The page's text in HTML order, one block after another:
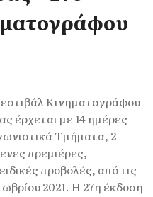
Κινηματογράφου
έρχεται με 14 ημέρες
Τμήματα, 2
πρεμιέρες,
προβολές, από τις
2021. Η 27η έκδοση